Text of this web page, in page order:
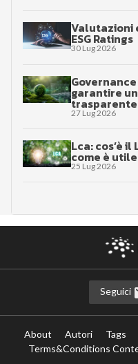
Valutazioni
ESG Ratings
30 Lug 2026
Governance
garantire
trasparente
27 Lug 2026
Lca: cos’è
come è
25 Lug 2026
Seguici
About Autori Tags
Terms&Conditions